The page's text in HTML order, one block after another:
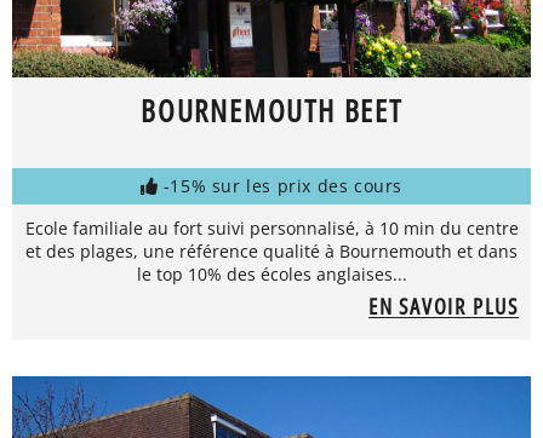
BOURNEMOUTH BEET
-15% sur les prix des cours
Ecole familiale au fort suivi personnalisé, à 10 min du centre
et des plages, une référence qualité à Bournemouth et dans
le top 10% des écoles anglaises...
EN SAVOIR PLUS